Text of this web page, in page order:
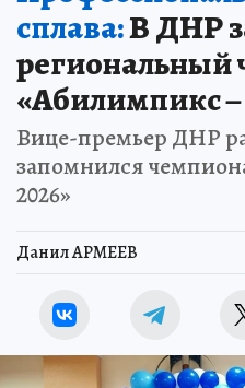
сплава:В ДНР
региональный
«Абилимпикс –
Вице-премьер ДНР
запомнился
2026»
Данил АРМЕЕВ